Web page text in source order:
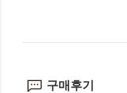
구매후기